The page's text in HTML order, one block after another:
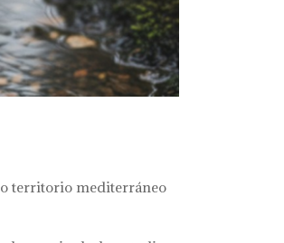
territorio mediterráneo